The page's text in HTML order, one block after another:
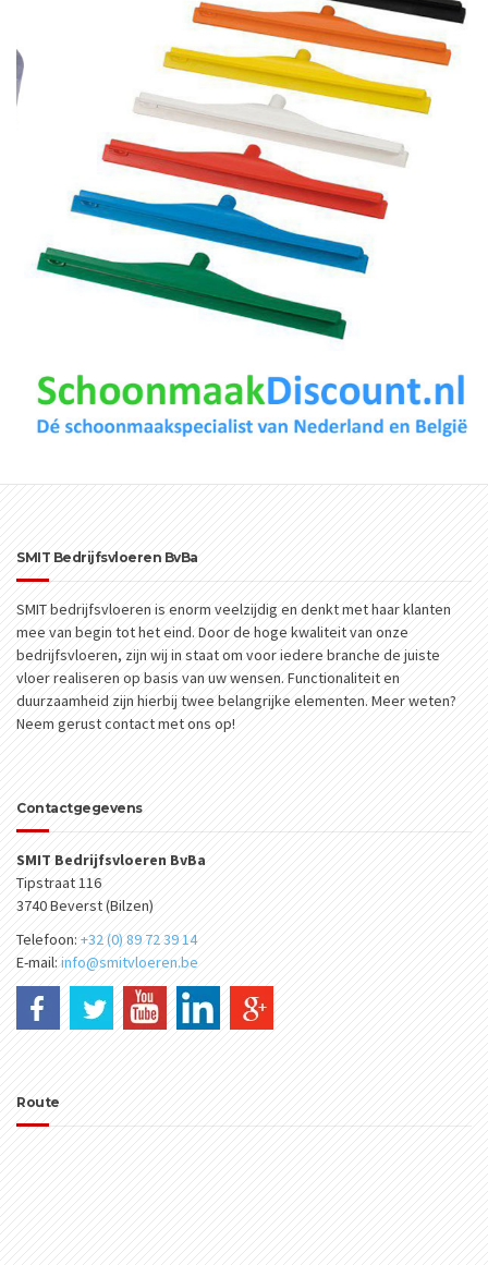
SMIT Bedrijfsvloeren BvBa
SMIT bedrijfsvloeren is enorm veelzijdig en denkt met haar klanten
mee van begin tot het eind. Door de hoge kwaliteit van onze
bedrijfsvloeren, zijn wij in staat om voor iedere branche de juiste
vloer realiseren op basis van uw wensen. Functionaliteit en
duurzaamheid zijn hierbij twee belangrijke elementen. Meer weten?
Neem gerust contact met ons op!
Contactgegevens
SMIT Bedrijfsvloeren BvBa
Tipstraat 116
3740 Beverst (Bilzen)
Telefoon: +32 (0) 89 72 39 14
E-mail: info@smitvloeren.be
Route